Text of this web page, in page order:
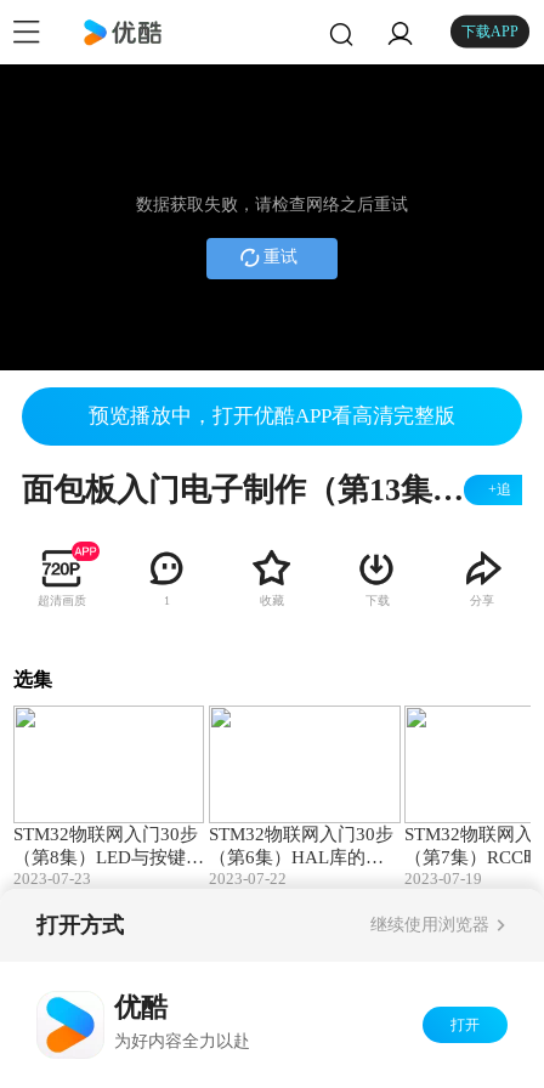
下载APP
数据获取失败，请检查网络之后重试
重试
预览播放中，打开优酷APP看高清完整版
面包板入门电子制作（第13集上） +追
超清画质 1 收藏 下载 分享
选集
STM32物联网入门30步
（第8集）LED与按键驱
动程序！
2023-07-23
STM32物联网入门30步
（第6集）HAL库的结
构与使用！
2023-07-22
STM32物联网入
（第7集）RCC
延时函数！
2023-07-19
打开方式 继续使用浏览器
优酷
为好内容全力以赴
打开